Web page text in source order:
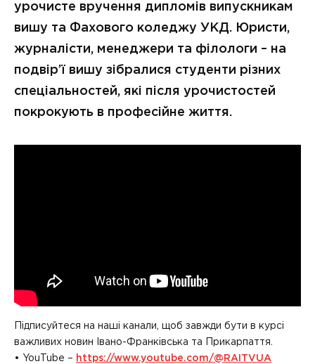
урочисте вручення дипломів випускникам
вишу та Фахового коледжу УКД. Юристи,
журналісти, менеджери та філологи – на
подвір’ї вишу зібралися студенти різних
спеціальностей, які після урочистостей
покрокують в професійне життя.
Підписуйтеся на наші канали, щоб завжди бути в курсі
важливих новин Івано-Франківська та Прикарпаття.
• YouTube – https://www.youtube.com/@RAITVUA